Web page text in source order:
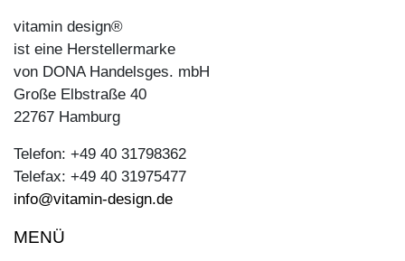
vitamin design®
ist eine Herstellermarke
von DONA Handelsges. mbH
Große Elbstraße 40
22767 Hamburg
Telefon: +49 40 31798362
Telefax: +49 40 31975477
info@vitamin-design.de
MENÜ